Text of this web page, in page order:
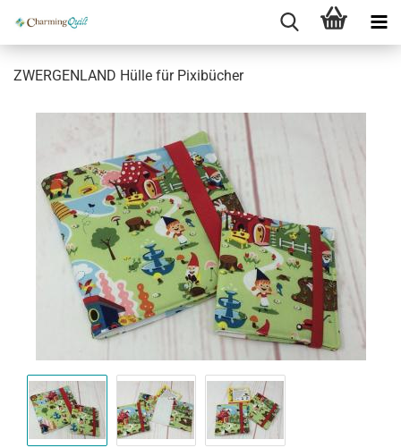
ZWERGENLAND Hülle für Pixibücher